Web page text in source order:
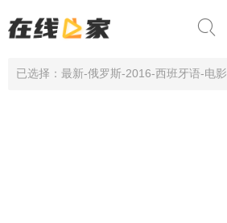
已选择：最新-俄罗斯-2016-西班牙语-电影